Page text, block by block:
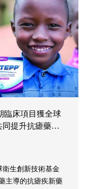
臨床項目獲全球
同提升抗瘧藥物
衛生創新技術基金
主導的抗瘧疾新藥